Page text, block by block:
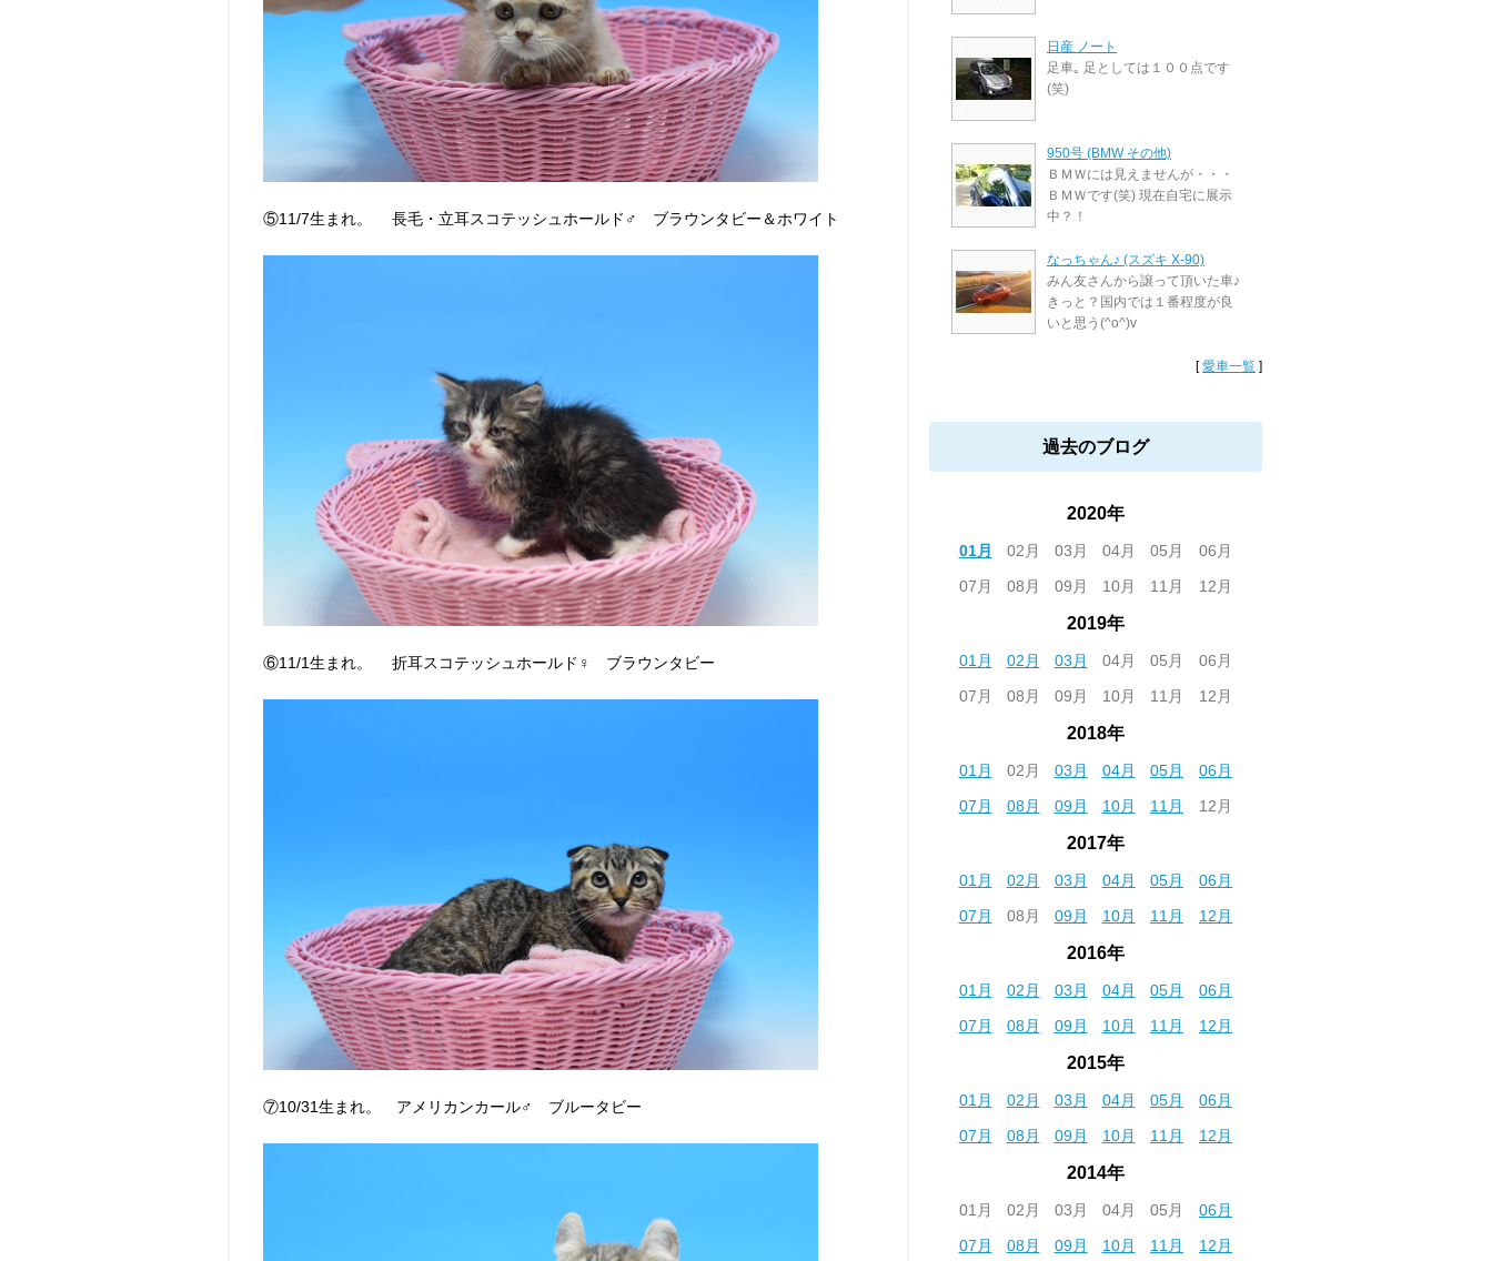
⑤11/7生まれ。 長毛・立耳スコテッシュホールド♂ ブラウンタビー＆ホワイト
⑥11/1生まれ。 折耳スコテッシュホールド♀ ブラウンタビー
⑦10/31生まれ。 アメリカンカール♂ ブルータビー
日産 ノート
足車｡ 足としては１００点です
(笑)
950号 (BMW その他)
ＢＭＷには見えませんが・・・
ＢＭＷです(笑) 現在自宅に展示
中？！
なっちゃん♪ (スズキ X-90)
みん友さんから譲って頂いた車♪
きっと？国内では１番程度が良
いと思う(^o^)v
[愛車一覧 ]
過去のブログ
2020年
01月 02月 03月 04月 05月
06月
07月
08月 09月 10月 11月 12月
2019年
01月 02月 03月 04月 05月
06月
07月
08月 09月 10月 11月 12月
2018年
01月 02月 03月 04月 05月
06月
07月
08月 09月 10月 11月 12月
2017年
01月 02月 03月 04月 05月
06月
07月
08月 09月 10月 11月 12月
2016年
01月 02月 03月 04月 05月
06月
07月
08月 09月 10月 11月 12月
2015年
01月 02月 03月 04月 05月
06月
07月
08月 09月 10月 11月 12月
2014年
01月 02月 03月 04月 05月
06月
07月
08月 09月 10月 11月 12月